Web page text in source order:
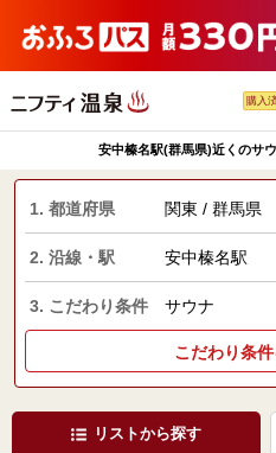
購入
安中榛名駅(群馬県)近くのサ
1. 都道府県 関東 / 群馬県
2. 沿線・駅 安中榛名駅
3. こだわり条件 サウナ
こだわり条
リストから探す